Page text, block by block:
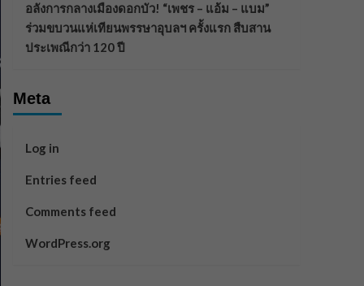
อลังการกลางเมืองดอกบัว! “เพชร – แอ้ม – แบม”
ร่วมขบวนแห่เทียนพรรษาอุบลฯ ครั้งแรก สืบสาน
ประเพณีกว่า 120 ปี
Meta
Log in
Entries feed
Comments feed
WordPress.org